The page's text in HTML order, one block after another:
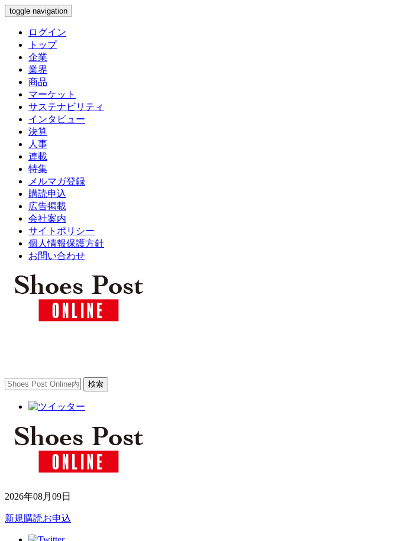
toggle navigation
ログイン
トップ
企業
業界
商品
マーケット
サステナビリティ
インタビュー
決算
人事
連載
特集
メルマガ登録
購読申込
広告掲載
会社案内
サイトポリシー
個人情報保護方針
お問い合わせ
2026年08月09日
新規購読お申込